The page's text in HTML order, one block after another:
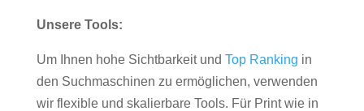
Unsere Tools:
Um Ihnen hohe Sichtbarkeit und Top Ranking in
den Suchmaschinen zu ermöglichen, verwenden
wir flexible und skalierbare Tools. Für Print wie in